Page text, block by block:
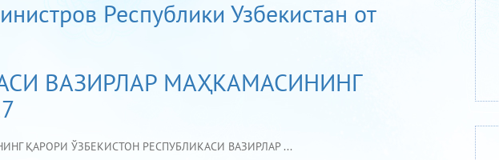
Республики Узбекистан от
ВАЗИРЛАР МАҲКАМАСИНИНГ
ҚАРОРИ ЎЗБЕКИСТОН РЕСПУБЛИКАСИ ВАЗИРЛАР ...